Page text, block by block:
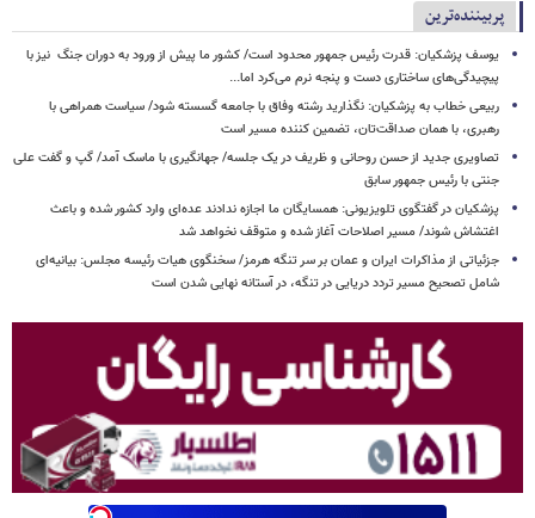
پربیننده‌ترین
یوسف پزشکیان: قدرت رئیس‌ جمهور محدود است/ کشور ما پیش از ورود به دوران جنگ نیز با
پیچیدگی‌های ساختاری دست و پنجه نرم می‌کرد اما...
ربیعی خطاب به پزشکیان: نگذارید رشته وفاق با جامعه گسسته شود/ سیاست همراهی با
رهبری، با همان صداقت‌تان، تضمین کننده مسیر است
تصاویری جدید از حسن روحانی و ظریف در یک جلسه/ جهانگیری با ماسک آمد/ گپ و گفت علی
جنتی با رئیس جمهور سابق
پزشکیان در گفتگوی تلویزیونی: همسایگان ما اجازه ندادند عده‌ای وارد کشور شده و باعث
اغتشاش شوند/ مسیر اصلاحات آغاز شده و متوقف نخواهد شد
جزئیاتی از مذاکرات ایران و عمان بر سر تنگه هرمز/ سخنگوی هیات رئیسه مجلس: بیانیه‌ای
شامل تصحیح مسیر تردد دریایی در تنگه، در آستانه نهایی شدن است